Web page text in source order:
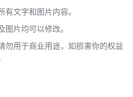
有文字和图片内容。
图片均可以修改。
勿用于商业用途，如损害你的权益